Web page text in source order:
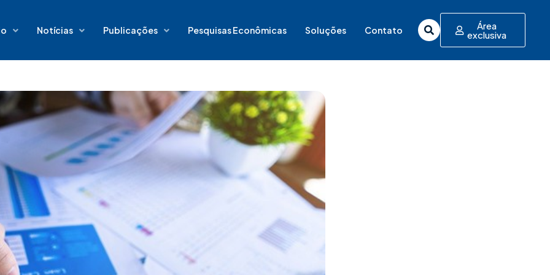
Notícias Publicações Pesquisas Econômicas Soluções Contato Área
exclusiva